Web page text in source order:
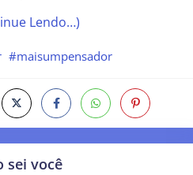
Lendo…)
#maisumpensador
sei você